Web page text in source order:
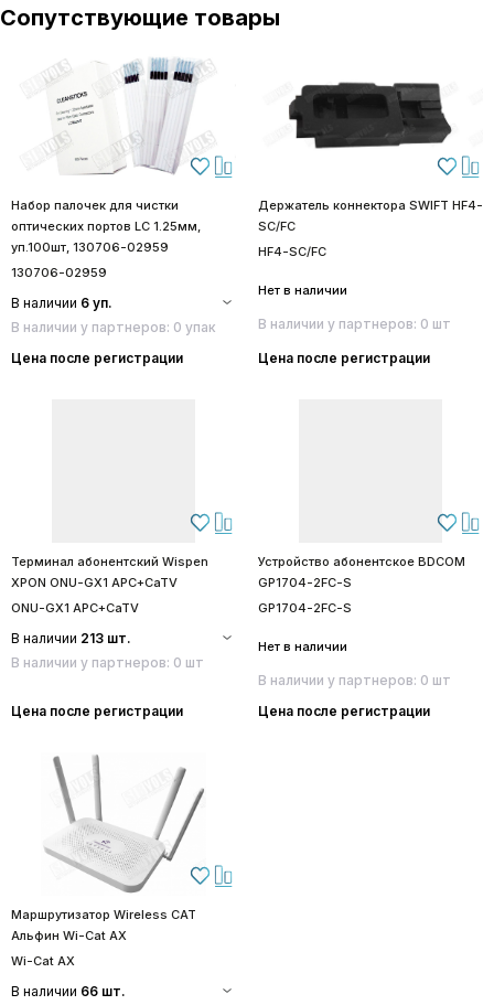
Сопутствующие товары
Набор палочек для чистки
оптических портов LC 1.25мм,
уп.100шт, 130706-02959
130706-02959
В наличии 6 уп.
В наличии у партнеров: 0 упак
Цена после регистрации
Держатель коннектора SWIFT HF4-
SC/FC
HF4-SC/FC
Нет в наличии
В наличии у партнеров: 0 шт
Цена после регистрации
Терминал абонентский Wispen
XPON ONU-GX1 APC+CaTV
ONU-GX1 APC+CaTV
В наличии 213 шт.
В наличии у партнеров: 0 шт
Цена после регистрации
Устройство абонентское BDCOM
GP1704-2FC-S
GP1704-2FC-S
Нет в наличии
В наличии у партнеров: 0 шт
Цена после регистрации
Маршрутизатор Wireless CAT
Альфин Wi-Cat AX
Wi-Cat AX
В наличии 66 шт.